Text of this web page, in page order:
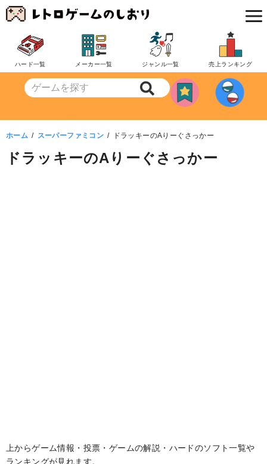
コ
ン
ツ
動
ハード一覧 メーカー一覧 ジャンル一覧 売上ランキング
ホーム スーパーファミコン ドラッキーのAりーぐさっかー
ドラッキーのAりーぐさっかー
上からゲーム情報・投票・ゲームの解説・ハードのソフト一覧や
ランキングが見れます。